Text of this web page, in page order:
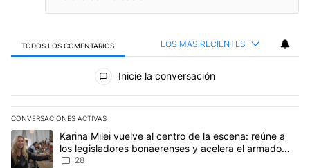
TODOS LOS COMENTARIOS LOS MÁS RECIENTES
Todos los comentarios
Inicie la conversación
CONVERSACIONES ACTIVAS
Este listado muestra los artículos con más comentarios en los
Un artículo de tendencia con el título "Karina Milei vuelve al
Karina Milei vuelve al centro de la escena: reúne a
los legisladores bonaerenses y acelera el armado
para 2027
28